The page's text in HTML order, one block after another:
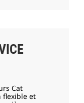
Cat
flexible et